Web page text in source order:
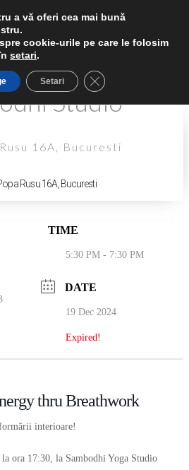
Studio
16A, Bucuresti
Studio
Rusu 16A, Bucuresti
TIME
5:30 PM - 7:30 PM
DATE
19 Dec 2024
Expired!
thru Breathwork
interioare!
ora 17:30, la Sambodhi Yoga Studio
a vă oferi cea mai bună
cookie-urile pe care le folosim
setari.
Setari Close GDPR Cookie